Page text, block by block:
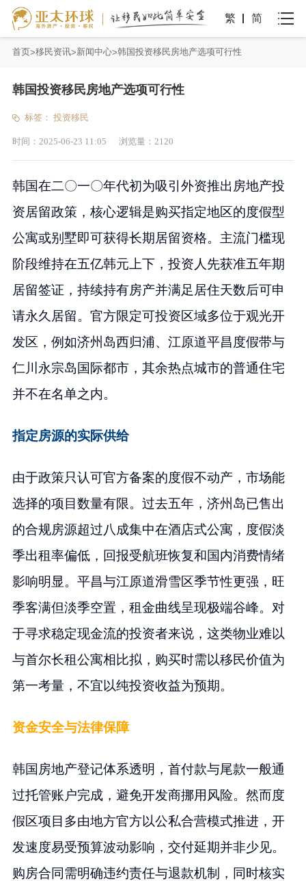
繁 简
首页 移民资讯 新闻中心 韩国投资移民房地产选项可行性
韩国投资移民房地产选项可行性
标签： 投资移民
时间： 2025-06-23 11:05 浏览量： 2120
韩国在二〇一〇年代初为吸引外资推出房地产投
资居留政策，核心逻辑是购买指定地区的度假型
公寓或别墅即可获得长期居留资格。主流门槛现
阶段维持在五亿韩元上下，投资人先获准五年期
居留签证，持续持有房产并满足居住天数后可申
请永久居留。官方限定可投资区域多位于观光开
发区，例如济州岛西归浦、江原道平昌度假带与
仁川永宗岛国际都市，其余热点城市的普通住宅
并不在名单之内。
指定房源的实际供给
由于政策只认可官方备案的度假不动产，市场能
选择的项目数量有限。过去五年，济州岛已售出
的合规房源超过八成集中在酒店式公寓，度假淡
季出租率偏低，回报受航班恢复和国内消费情绪
影响明显。平昌与江原道滑雪区季节性更强，旺
季客满但淡季空置，租金曲线呈现极端谷峰。对
于寻求稳定现金流的投资者来说，这类物业难以
与首尔长租公寓相比拟，购买时需以移民价值为
第一考量，不宜以纯投资收益为预期。
资金安全与法律保障
韩国房地产登记体系透明，首付款与尾款一般通
过托管账户完成，避免开发商挪用风险。然而度
假区项目多由地方官方以公私合营模式推进，开
发速度易受预算波动影响，交付延期并非少见。
购房合同需明确违约责任与退款机制，同时核实